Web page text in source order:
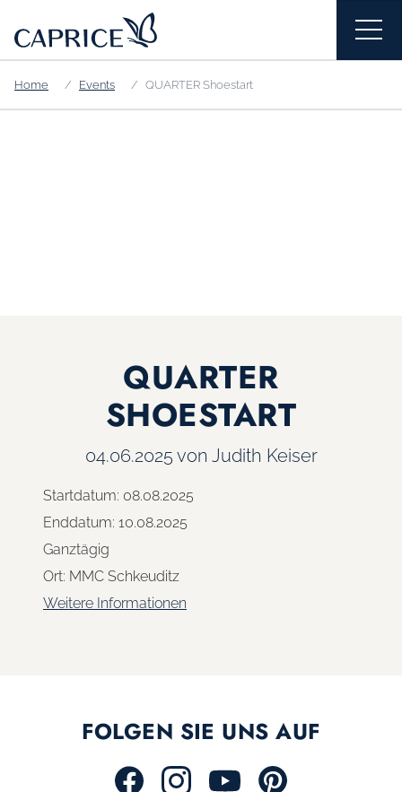
Home Events QUARTER Shoestart
QUARTER
SHOESTART
04.06.2025 von Judith Keiser
Startdatum: 08.08.2025
Enddatum: 10.08.2025
Ganztägig
Ort: MMC Schkeuditz
Weitere Informationen
FOLGEN SIE UNS AUF